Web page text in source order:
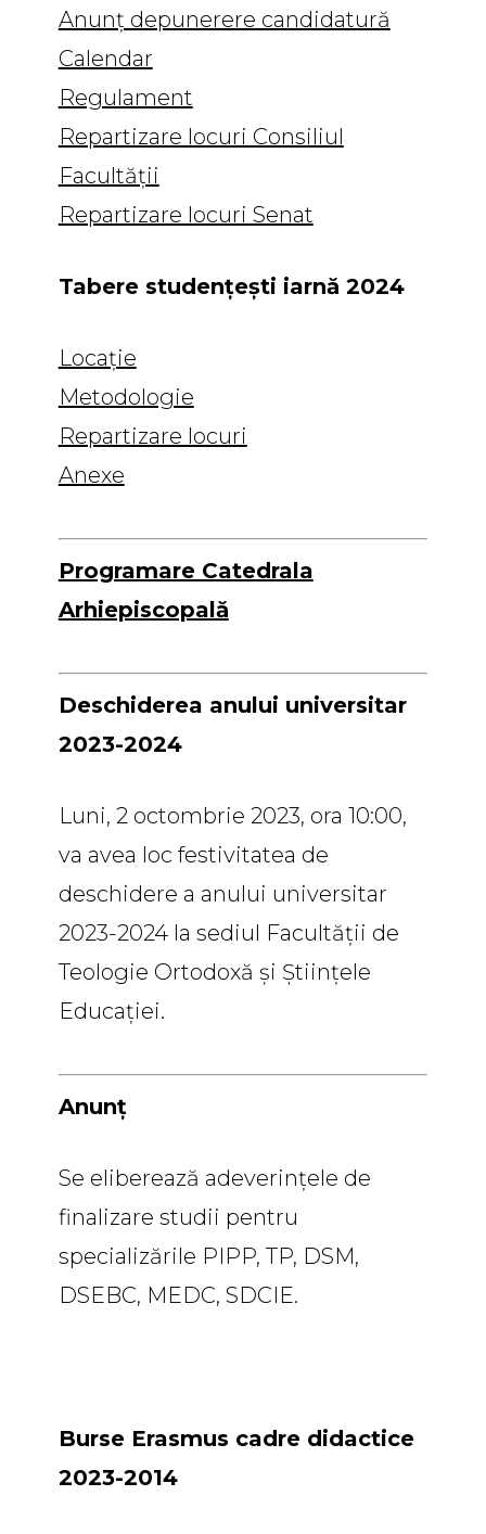
Anunț depunerere candidatură
Calendar
Regulament
Repartizare locuri Consiliul
Facultății
Repartizare locuri Senat
Tabere studențești iarnă 2024
Locație
Metodologie
Repartizare locuri
Anexe
Programare Catedrala
Arhiepiscopală
Deschiderea anului universitar
2023-2024
Luni, 2 octombrie 2023, ora 10:00,
va avea loc festivitatea de
deschidere a anului universitar
2023-2024 la sediul Facultății de
Teologie Ortodoxă și Științele
Educației.
Anunț
Se eliberează adeverințele de
finalizare studii pentru
specializările PIPP, TP, DSM,
DSEBC, MEDC, SDCIE.
Burse Erasmus cadre didactice
2023-2014